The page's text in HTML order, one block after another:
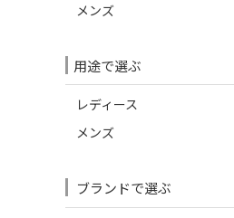
メンズ
用途で選ぶ
レディース
メンズ
ブランドで選ぶ